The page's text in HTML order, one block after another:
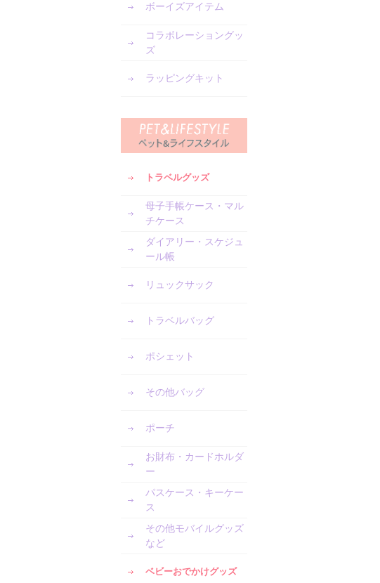
ボーイズアイテム
コラボレーショングッ
ズ
ラッピングキット
トラベルグッズ
母子手帳ケース・マル
チケース
ダイアリー・スケジュ
ール帳
リュックサック
トラベルバッグ
ポシェット
その他バッグ
ポーチ
お財布・カードホルダ
ー
パスケース・キーケー
ス
その他モバイルグッズ
など
ベビーおでかけグッズ